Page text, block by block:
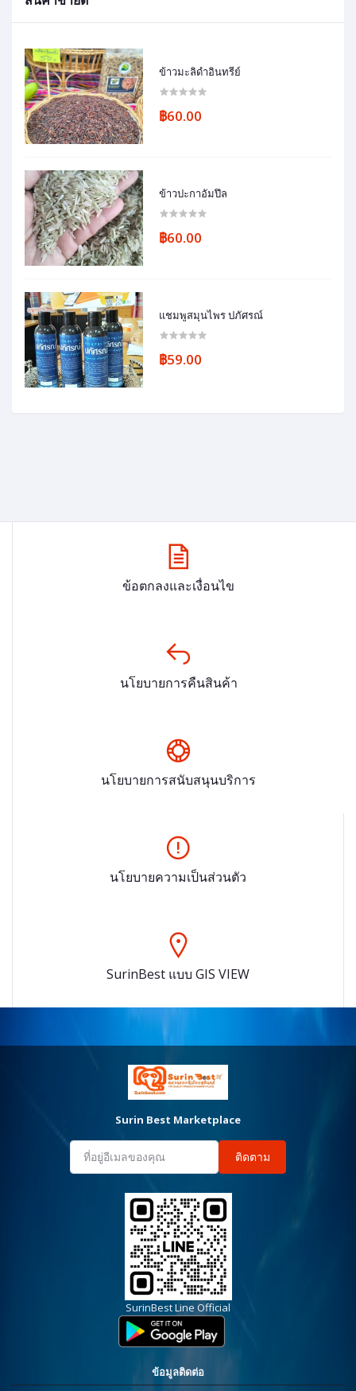
ข้าวมะลิดำอินทรีย์
฿60.00
ข้าวปะกาอัมปึล
฿60.00
แชมพูสมุนไพร ปภัศรณ์
฿59.00
ข้อตกลงและเงื่อนไข
นโยบายการคืนสินค้า
นโยบายการสนับสนุนบริการ
นโยบายความเป็นส่วนตัว
SurinBest แบบ GIS VIEW
Surin Best Marketplace
ติดตาม
SurinBest Line Official
ข้อมูลติดต่อ